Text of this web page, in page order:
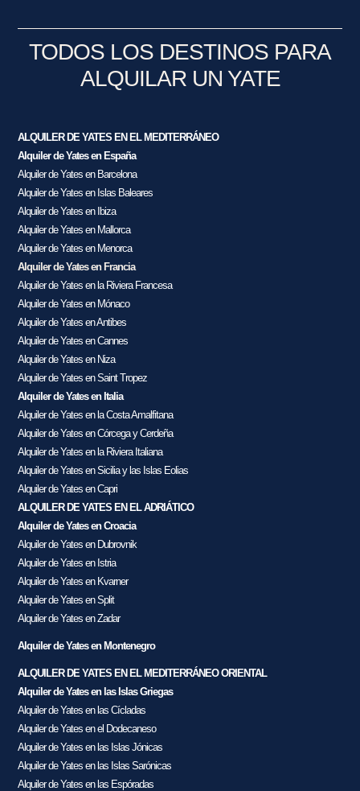
TODOS LOS DESTINOS PARA
ALQUILAR UN YATE
ALQUILER DE YATES EN EL MEDITERRÁNEO
Alquiler de Yates en España
Alquiler de Yates en Barcelona
Alquiler de Yates en Islas Baleares
Alquiler de Yates en Ibiza
Alquiler de Yates en Mallorca
Alquiler de Yates en Menorca
Alquiler de Yates en Francia
Alquiler de Yates en la Riviera Francesa
Alquiler de Yates en Mónaco
Alquiler de Yates en Antibes
Alquiler de Yates en Cannes
Alquiler de Yates en Niza
Alquiler de Yates en Saint Tropez
Alquiler de Yates en Italia
Alquiler de Yates en la Costa Amalfitana
Alquiler de Yates en Córcega y Cerdeña
Alquiler de Yates en la Riviera Italiana
Alquiler de Yates en Sicilia y las Islas Eolias
Alquiler de Yates en Capri
ALQUILER DE YATES EN EL ADRIÁTICO
Alquiler de Yates en Croacia
Alquiler de Yates en Dubrovnik
Alquiler de Yates en Istria
Alquiler de Yates en Kvarner
Alquiler de Yates en Split
Alquiler de Yates en Zadar
Alquiler de Yates en Montenegro
ALQUILER DE YATES EN EL MEDITERRÁNEO ORIENTAL
Alquiler de Yates en las Islas Griegas
Alquiler de Yates en las Cícladas
Alquiler de Yates en el Dodecaneso
Alquiler de Yates en las Islas Jónicas
Alquiler de Yates en las Islas Sarónicas
Alquiler de Yates en las Espóradas